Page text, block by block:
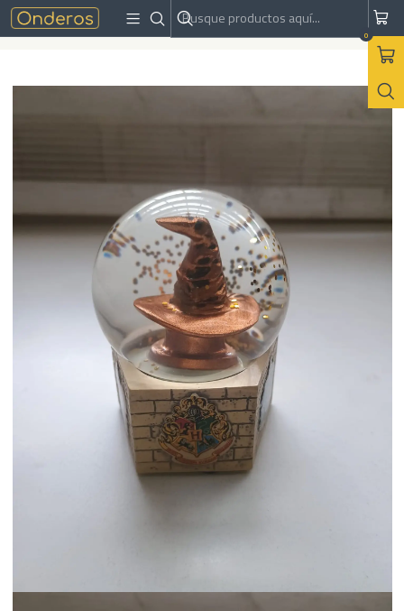
0
Inicio Harry Potter
Bola de Nieve Sombrero Seleccionador | Harry Potter